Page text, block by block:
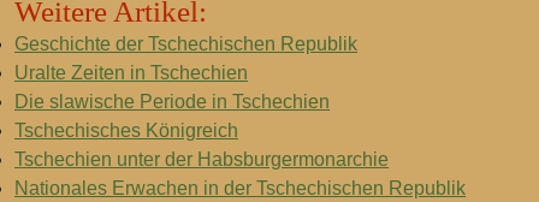
Weitere Artikel:
Geschichte der Tschechischen Republik
Uralte Zeiten in Tschechien
Die slawische Periode in Tschechien
Tschechisches Königreich
Tschechien unter der Habsburgermonarchie
Nationales Erwachen in der Tschechischen Republik